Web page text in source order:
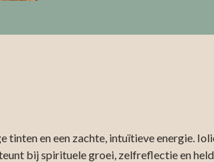
en een zachte, intuïtieve energie.
bij spirituele groei, zelfreflectie en